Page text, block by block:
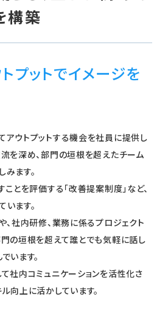
構築
プットでイメージを
アウトプットする機会を社員に提供し
を深め、部門の垣根を超えたチーム
ます。
ことを評価する「改善提案制度」など、
ます。
、社内研修、業務に係るプロジェクト
の垣根を超えて誰とでも気軽に話し
います。
社内コミュニケーションを活性化さ
向上に活かしています。